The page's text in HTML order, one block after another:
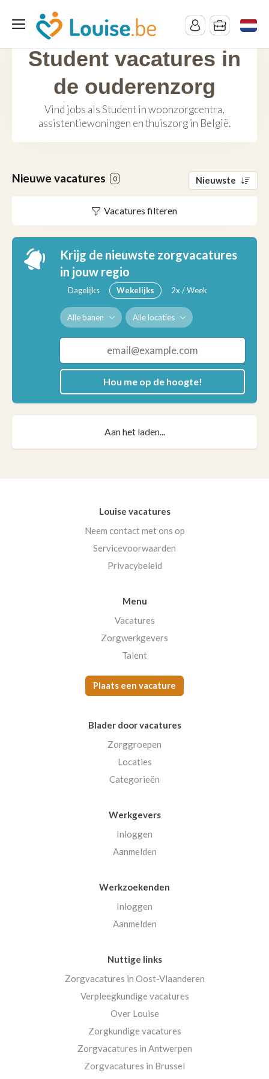
Student vacatures in
de ouderenzorg
Vind jobs als Student in woonzorgcentra,
assistentiewoningen en thuiszorg in België.
Nieuwe vacatures 0 Nieuwste
Vacatures filteren
Krijg de nieuwste zorgvacatures
in jouw regio
Dagelijks Wekelijks 2x / Week
Alle banen Alle locaties
Hou me op de hoogte!
Aan het laden...
Louise vacatures
Neem contact met ons op
Servicevoorwaarden
Privacybeleid
Menu
Vacatures
Zorgwerkgevers
Talent
Plaats een vacature
Blader door vacatures
Zorggroepen
Locaties
Categorieën
Werkgevers
Inloggen
Aanmelden
Werkzoekenden
Inloggen
Aanmelden
Nuttige links
Zorgvacatures in Oost-Vlaanderen
Verpleegkundige vacatures
Over Louise
Zorgkundige vacatures
Zorgvacatures in Antwerpen
Zorgvacatures in Brussel